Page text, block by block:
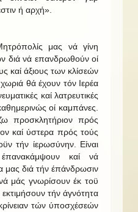
ή αρχή».
μας νά γίνη
διά νά επανδρωθούν οί
καί άξιους των κλίσεών
θά έχουν τόν Ιερέα
καί λατρευτικές
οί καμπάνες.
προσκλητήριον πρός
καί ύστερα πρός τούς
τήν ίερωσύνην. Είναι
καί νά
μας διά τήν έπάνδρωσιν
μάς γνωρίσουν έκ τοϋ
εκτιμήσουν τήν άγνότητα
τών ύποσχέσεών